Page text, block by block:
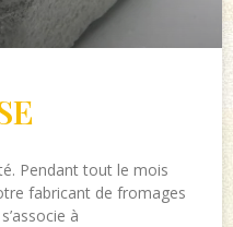
Pendant tout le mois
fabricant de fromages
à